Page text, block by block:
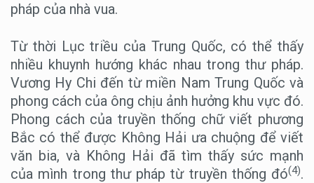
pháp của nhà vua.
Từ thời Lục triều của Trung Quốc, có thể thấy
nhiều khuynh hướng khác nhau trong thư pháp.
Vương Hy Chi đến từ miền Nam Trung Quốc và
phong cách của ông chịu ảnh hưởng khu vực đó.
Phong cách của truyền thống chữ viết phương
Bắc có thể được Không Hải ưa chuộng để viết
văn bia, và Không Hải đã tìm thấy sức mạnh
của mình trong thư pháp từ truyền thống đó(4).